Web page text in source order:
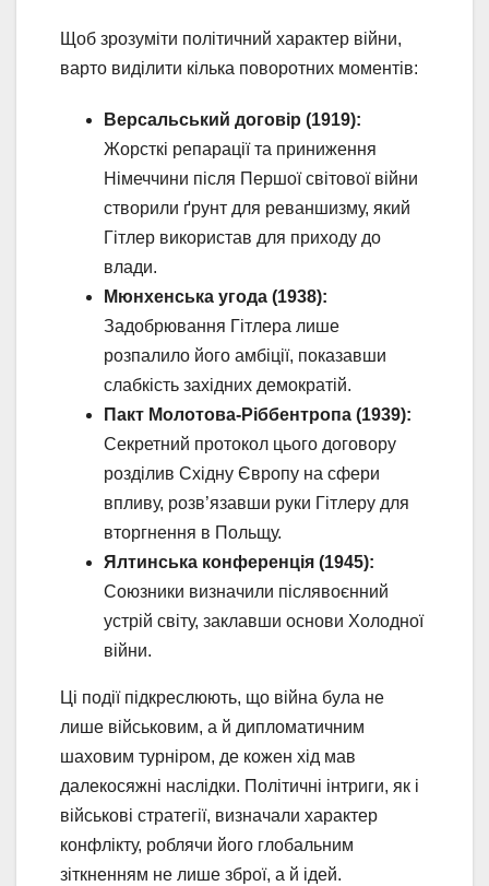
Щоб зрозуміти політичний характер війни,
варто виділити кілька поворотних моментів:
Версальський договір (1919):
Жорсткі репарації та приниження
Німеччини після Першої світової війни
створили ґрунт для реваншизму, який
Гітлер використав для приходу до
влади.
Мюнхенська угода (1938):
Задобрювання Гітлера лише
розпалило його амбіції, показавши
слабкість західних демократій.
Пакт Молотова-Ріббентропа (1939):
Секретний протокол цього договору
розділив Східну Європу на сфери
впливу, розв’язавши руки Гітлеру для
вторгнення в Польщу.
Ялтинська конференція (1945):
Союзники визначили післявоєнний
устрій світу, заклавши основи Холодної
війни.
Ці події підкреслюють, що війна була не
лише військовим, а й дипломатичним
шаховим турніром, де кожен хід мав
далекосяжні наслідки. Політичні інтриги, як і
військові стратегії, визначали характер
конфлікту, роблячи його глобальним
зіткненням не лише зброї, а й ідей.